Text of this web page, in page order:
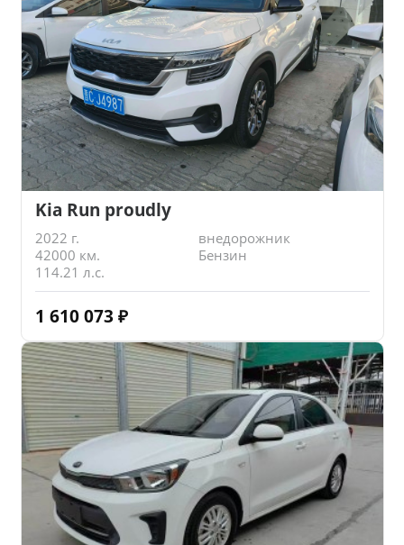
Kia Run proudly
2022 г.
внедорожник
42000 км.
Бензин
114.21 л.с.
1 610 073 ₽